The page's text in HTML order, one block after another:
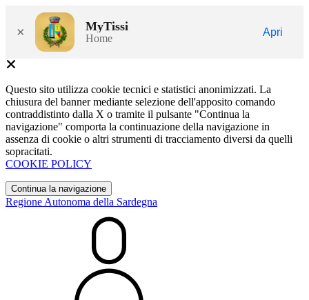
× MyTissi
Home
Apri
Questo sito utilizza cookie tecnici e statistici anonimizzati. La
chiusura del banner mediante selezione dell'apposito comando
contraddistinto dalla X o tramite il pulsante "Continua la
navigazione" comporta la continuazione della navigazione in
assenza di cookie o altri strumenti di tracciamento diversi da quelli
sopracitati.
COOKIE POLICY
Continua la navigazione
Regione Autonoma della Sardegna